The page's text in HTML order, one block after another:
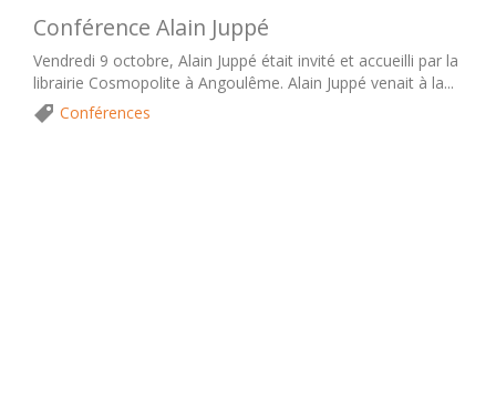
Conférence Alain Juppé
Vendredi 9 octobre, Alain Juppé était invité et accueilli par la
librairie Cosmopolite à Angoulême. Alain Juppé venait à la...
Conférences